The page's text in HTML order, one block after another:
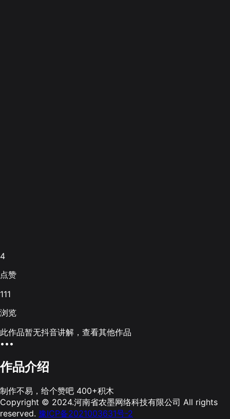
4
点赞
111
浏览
此作品暂无抖音讲解，查看其他作品
•••
作品介绍
制作不易，给个赞吧 400+积木
Copyright © 2024.河南省农墨网络科技有限公司 All rights
reserved. 豫ICP备2021003631号-2